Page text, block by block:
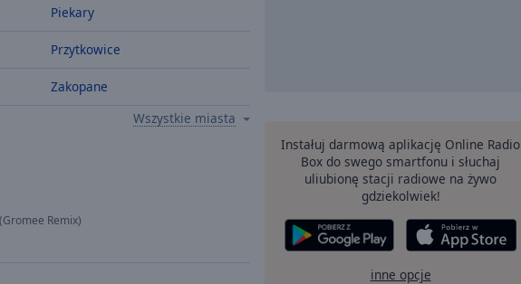
Piekary
Przytkowice
Zakopane
Wszystkie miasta
Remix)
Instałuj darmową aplikację Online Radio
Box do swego smartfonu i słuchaj
uliubionę stacji radiowe na żywo
gdziekolwiek!
inne opcje